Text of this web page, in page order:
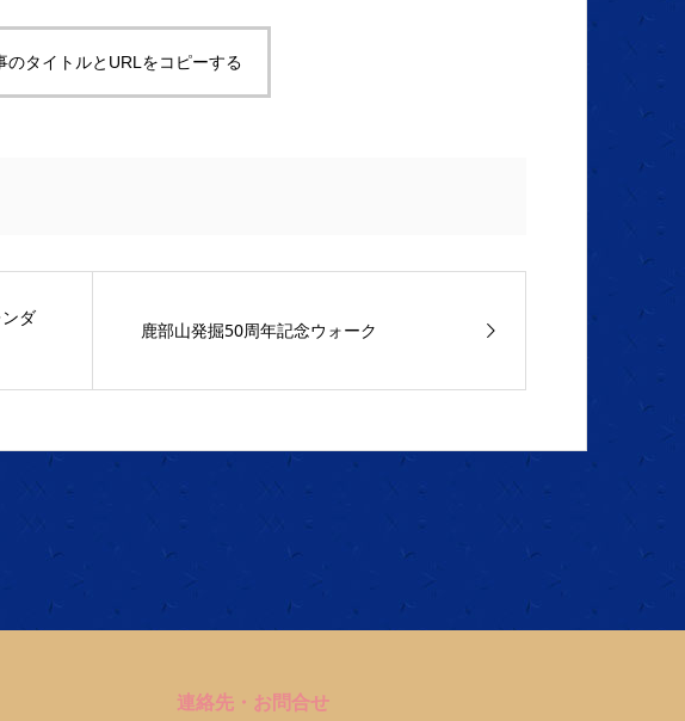
のタイトルとURLをコピーする
ダ
鹿部山発掘50周年記念ウォーク
連絡先・お問合せ